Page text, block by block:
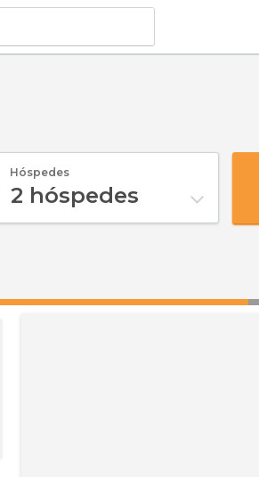
Hóspedes
2 hóspedes